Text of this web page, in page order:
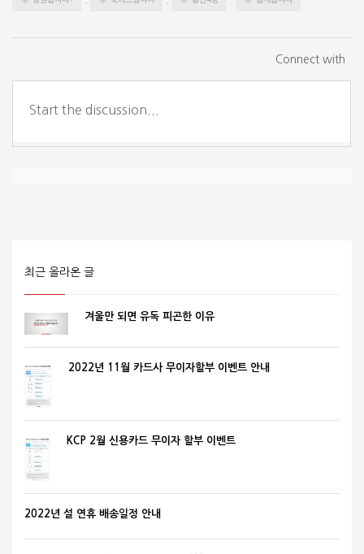
Connect with
최근 올라온 글
겨울만 되면 유독 피곤한 이유
2022년 11월 카드사 무이자할부 이벤트 안내
KCP 2월 신용카드 무이자 할부 이벤트
2022년 설 연휴 배송일정 안내